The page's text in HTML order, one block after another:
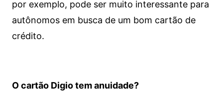
por exemplo, pode ser muito interessante para
autônomos em busca de um bom cartão de
crédito.
O cartão Digio tem anuidade?